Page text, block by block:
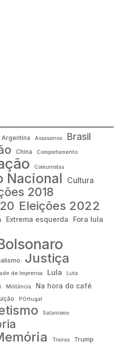
Argentina Assassinos Brasil
China Comportamento
Comunistas
Nacional Cultura
2018
Eleições 2022
Extrema esquerda Fora lula
Justiça
de Imprensa Lula Luta
Militância Na hora do café
POrtugal
Satanismo
Traíras Trump